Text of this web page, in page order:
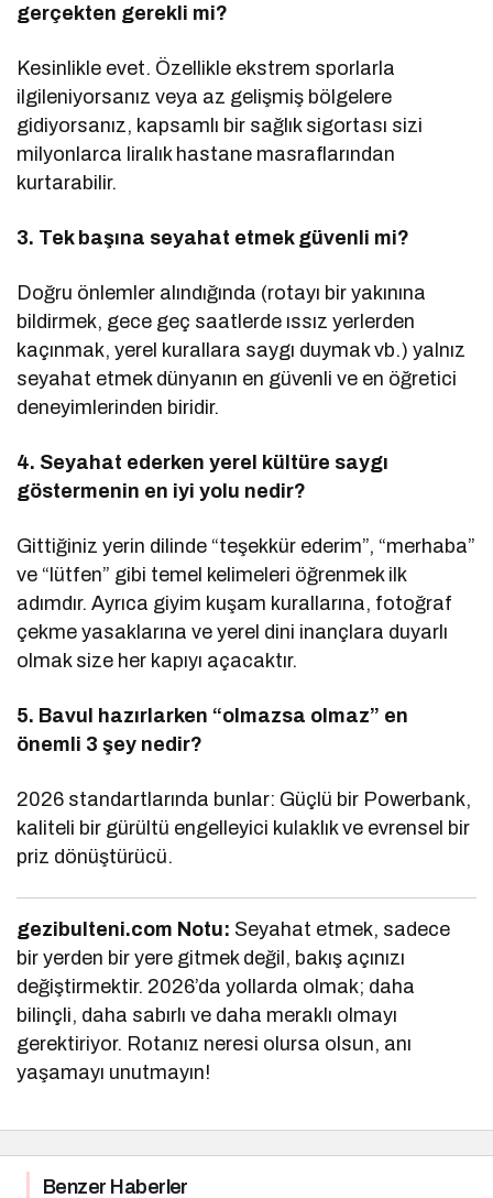
gerçekten gerekli mi?
Kesinlikle evet. Özellikle ekstrem sporlarla
ilgileniyorsanız veya az gelişmiş bölgelere
gidiyorsanız, kapsamlı bir sağlık sigortası sizi
milyonlarca liralık hastane masraflarından
kurtarabilir.
3. Tek başına seyahat etmek güvenli mi?
Doğru önlemler alındığında (rotayı bir yakınına
bildirmek, gece geç saatlerde ıssız yerlerden
kaçınmak, yerel kurallara saygı duymak vb.) yalnız
seyahat etmek dünyanın en güvenli ve en öğretici
deneyimlerinden biridir.
4. Seyahat ederken yerel kültüre saygı
göstermenin en iyi yolu nedir?
Gittiğiniz yerin dilinde “teşekkür ederim”, “merhaba”
ve “lütfen” gibi temel kelimeleri öğrenmek ilk
adımdır. Ayrıca giyim kuşam kurallarına, fotoğraf
çekme yasaklarına ve yerel dini inançlara duyarlı
olmak size her kapıyı açacaktır.
5. Bavul hazırlarken “olmazsa olmaz” en
önemli 3 şey nedir?
2026 standartlarında bunlar: Güçlü bir Powerbank,
kaliteli bir gürültü engelleyici kulaklık ve evrensel bir
priz dönüştürücü.
gezibulteni.com Notu: Seyahat etmek, sadece
bir yerden bir yere gitmek değil, bakış açınızı
değiştirmektir. 2026’da yollarda olmak; daha
bilinçli, daha sabırlı ve daha meraklı olmayı
gerektiriyor. Rotanız neresi olursa olsun, anı
yaşamayı unutmayın!
Benzer Haberler